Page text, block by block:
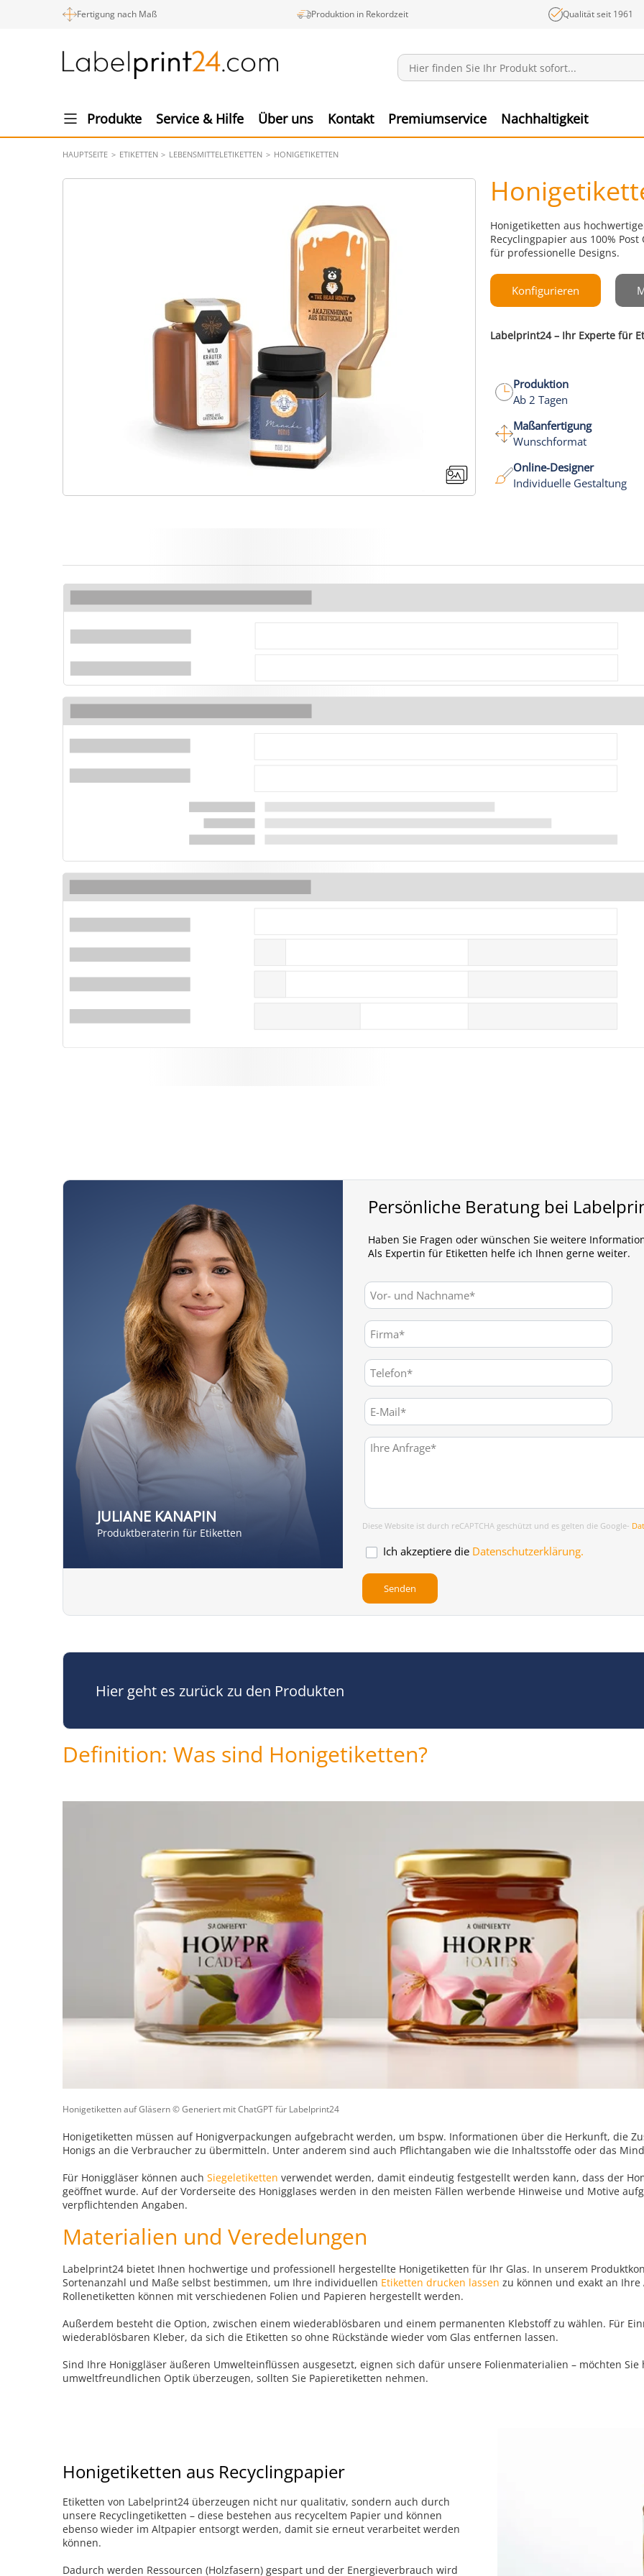
Fertigung nach Maß Produktion in Rekordzeit Qualität seit 1961
Produkte Service & Hilfe Über uns Kontakt Premiumservice Nachhaltigkeit
HAUPTSEITE ETIKETTEN LEBENSMITTELETIKETTEN HONIGETIKETTEN
Honigetiketten aus
Recyclingpapier aus 100%
für professionelle Designs.
Konfigurieren
Labelprint24 – Ihr Experte für
Produktion
Ab 2 Tagen
Maßanfertigung
Wunschformat
Online-Designer
Individuelle Gestaltung
JULIANE KANAPIN
Produktberaterin für Etiketten
Persönliche Beratung bei
Haben Sie Fragen oder wünschen Sie weitere
Als Expertin für Etiketten helfe ich Ihnen gerne weiter.
Diese Website ist durch reCAPTCHA geschützt und es gelten die Google-
Ich akzeptiere die Datenschutzerklärung.
Hier geht es zurück zu den Produkten
Definition: Was sind Honigetiketten?
Honigetiketten auf Gläsern © Generiert mit ChatGPT für Labelprint24
Honigetiketten müssen auf Honigverpackungen aufgebracht werden, um bspw. Informationen über die Herkunft, die
Honigs an die Verbraucher zu übermitteln. Unter anderem sind auch Pflichtangaben wie die Inhaltsstoffe oder das
Für Honiggläser können auch Siegeletiketten verwendet werden, damit eindeutig festgestellt werden kann, dass der
geöffnet wurde. Auf der Vorderseite des Honigglases werden in den meisten Fällen werbende Hinweise und Motive
verpflichtenden Angaben.
Materialien und Veredelungen
Labelprint24 bietet Ihnen hochwertige und professionell hergestellte Honigetiketten für Ihr Glas. In unserem
Sortenanzahl und Maße selbst bestimmen, um Ihre individuellen Etiketten drucken lassen zu können und exakt an
Rollenetiketten können mit verschiedenen Folien und Papieren hergestellt werden.
Außerdem besteht die Option, zwischen einem wiederablösbaren und einem permanenten Klebstoff zu wählen. Für
wiederablösbaren Kleber, da sich die Etiketten so ohne Rückstände wieder vom Glas entfernen lassen.
Sind Ihre Honiggläser äußeren Umwelteinflüssen ausgesetzt, eignen sich dafür unsere Folienmaterialien – möchten
umweltfreundlichen Optik überzeugen, sollten Sie Papieretiketten nehmen.
Honigetiketten aus Recyclingpapier
Etiketten von Labelprint24 überzeugen nicht nur qualitativ, sondern auch durch
unsere Recyclingetiketten – diese bestehen aus recyceltem Papier und können
ebenso wieder im Altpapier entsorgt werden, damit sie erneut verarbeitet werden
können.
Dadurch werden Ressourcen (Holzfasern) gespart und der Energieverbrauch wird